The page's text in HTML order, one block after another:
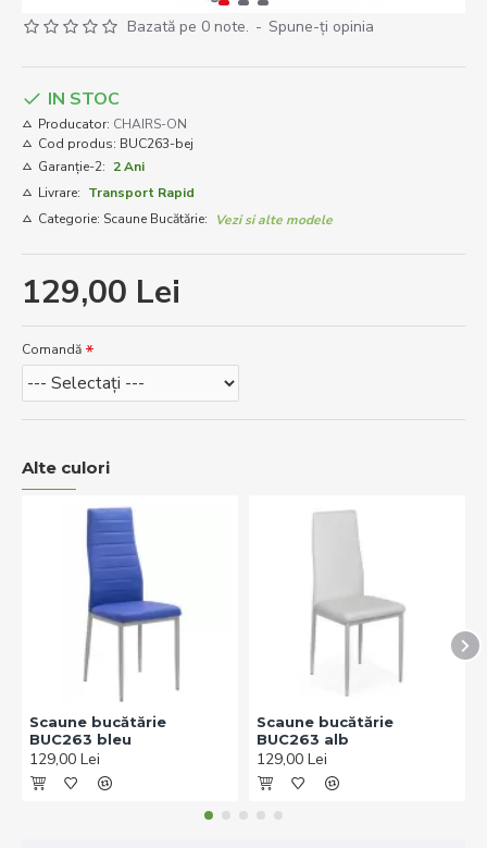
Bazată pe 0 note. - Spune-ţi opinia
129,00 Lei
IN STOC
Producator: CHAIRS-ON
Cod produs: BUC263-bej
Garanție-2: 2 Ani
Livrare: Transport Rapid
Categorie: Scaune Bucătărie:
Vezi si alte modele
Comandă
Alte culori
Scaune bucătărie
BUC263 bleu
129,00 Lei
Scaune bucătărie
BUC263 alb
129,00 Lei